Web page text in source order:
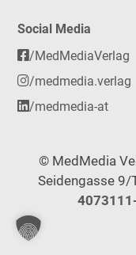
Social Media
/MedMediaVerlag
/medmedia.verlag
/medmedia-at
© MedMedia
Seidengasse 9/